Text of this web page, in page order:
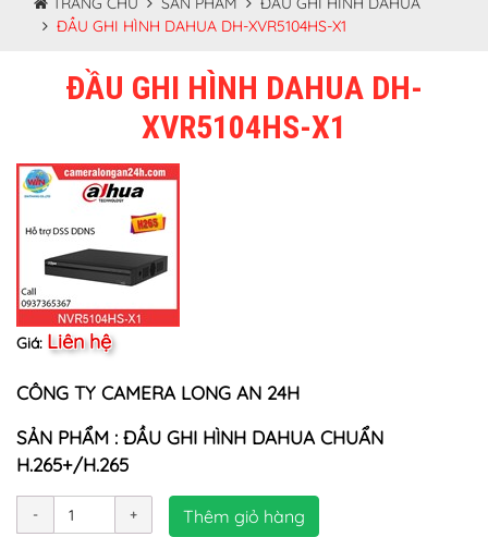
ĐẦU GHI HÌNH DAHUA DH-XVR5104HS-X1
ĐẦU GHI HÌNH DAHUA DH-
XVR5104HS-X1
Giá: Liên hệ
CÔNG TY CAMERA LONG AN 24H
SẢN PHẨM : ĐẦU GHI HÌNH DAHUA CHUẨN
H.265+/H.265
Thêm giỏ hàng